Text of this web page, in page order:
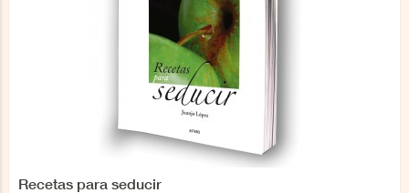
Recetas para seducir